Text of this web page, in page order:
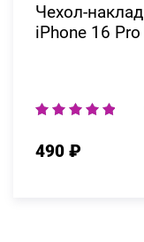
Чехол-
iPhone 16
490 ₽